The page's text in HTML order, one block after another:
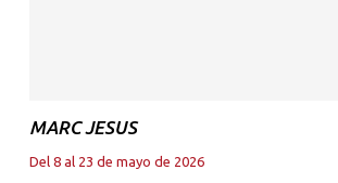
MARC JESUS
Del 8 al 23 de mayo de 2026